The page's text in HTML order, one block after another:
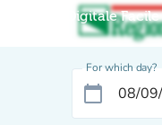
Digitale
For which day?
calendar_today